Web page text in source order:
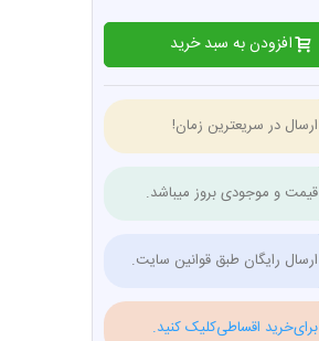
افزودن به سبد خرید
ارسال در سریعترین زمان!
قیمت و موجودی بروز میباشد.
ارسال رایگان طبق قوانین سایت.
برای‌خرید اقساطی‌کلیک کنید.